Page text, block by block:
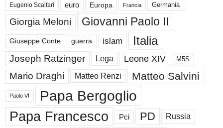
Eugenio Scalfari euro Europa Francia Germania
Giorgia Meloni Giovanni Paolo II
Giuseppe Conte guerra islam Italia
Joseph Ratzinger Lega Leone XIV M5S
Mario Draghi Matteo Renzi Matteo Salvini
Paolo VI Papa Bergoglio
Papa Francesco Pci PD Russia